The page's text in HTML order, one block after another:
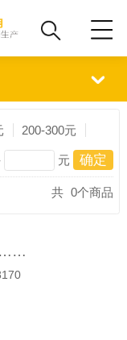
200-300元
元
共 0个商品
……